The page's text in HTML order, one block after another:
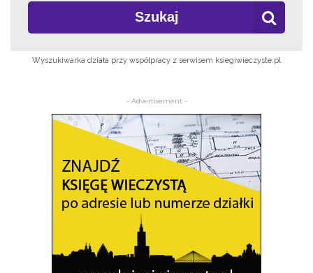
Szukaj
Wyszukiwarka działa przy współpracy z serwisem ksiegiwieczyste.pl
- Advertisement -